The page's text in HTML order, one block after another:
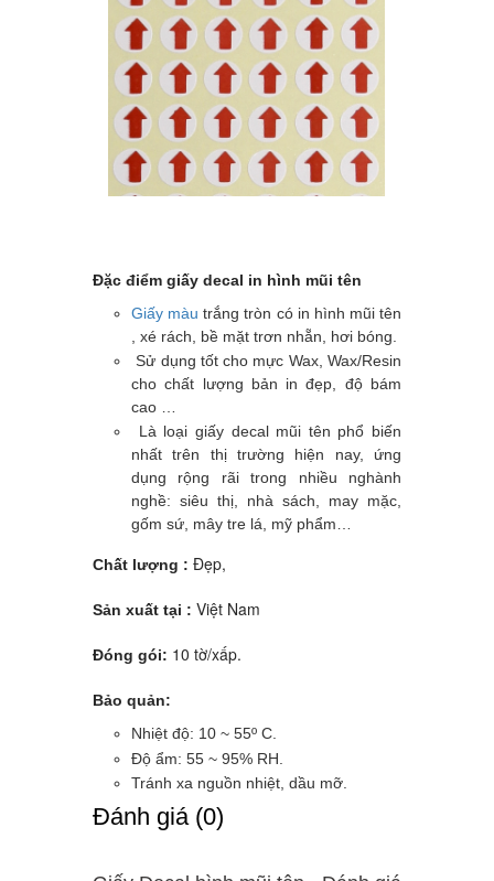
Đặc điểm giấy decal in hình mũi tên
Giấy màu trắng tròn có in hình mũi tên
, xé rách, bề mặt trơn nhẵn, hơi bóng.
Sử dụng tốt cho mực Wax, Wax/Resin
cho chất lượng bản in đẹp, độ bám
cao …
Là loại giấy decal mũi tên phổ biến
nhất trên thị trường hiện nay, ứng
dụng rộng rãi trong nhiều nghành
nghề: siêu thị, nhà sách, may mặc,
gốm sứ, mây tre lá, mỹ phẩm…
Chất lượng : Đẹp,
Sản xuất tại : Việt Nam
Đóng gói: 10 tờ/xấp.
Bảo quản:
Nhiệt độ: 10 ~ 55º C.
Độ ẩm: 55 ~ 95% RH.
Tránh xa nguồn nhiệt, dầu mỡ.
Ðánh giá (0)